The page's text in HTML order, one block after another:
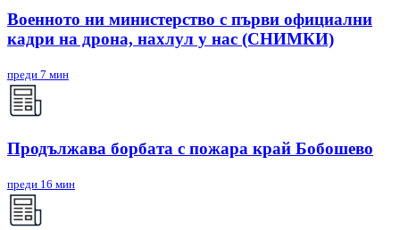
Военното ни министерство с първи официални
кадри на дрона, нахлул у нас (СНИМКИ)
преди 7 мин
Продължава борбата с пожара край Бобошево
преди 16 мин